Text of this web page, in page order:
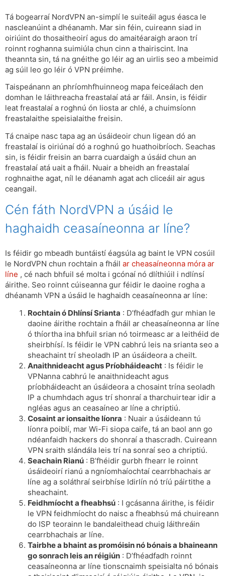
Tá bogearraí NordVPN an-simplí le suiteáil agus éasca le
nascleanúint a dhéanamh. Mar sin féin, cuireann siad in
oiriúint do thosaitheoirí agus do amaitéaraigh araon trí
roinnt roghanna suimiúla chun cinn a thairiscint. Ina
theannta sin, tá na gnéithe go léir ag an uirlis seo a mbeimid
ag súil leo go léir ó VPN préimhe.
Taispeánann an phríomhfhuinneog mapa feiceálach den
domhan le láithreacha freastalaí atá ar fáil. Ansin, is féidir
leat freastalaí a roghnú ón liosta ar chlé, a chuimsíonn
freastalaithe speisialaithe freisin.
Tá cnaipe nasc tapa ag an úsáideoir chun ligean dó an
freastalaí is oiriúnaí dó a roghnú go huathoibríoch. Seachas
sin, is féidir freisin an barra cuardaigh a úsáid chun an
freastalaí atá uait a fháil. Nuair a bheidh an freastalaí
roghnaithe agat, níl le déanamh agat ach cliceáil air agus
ceangail.
Cén fáth NordVPN a úsáid le
haghaidh ceasaíneonna ar líne?
Is féidir go mbeadh buntáistí éagsúla ag baint le VPN cosúil
le NordVPN chun rochtain a fháil ar cheasaíneonna móra ar
líne , cé nach bhfuil sé molta i gcónaí nó dlíthiúil i ndlínsí
áirithe. Seo roinnt cúiseanna gur féidir le daoine rogha a
dhéanamh VPN a úsáid le haghaidh ceasaíneonna ar líne:
Rochtain ó Dhlínsí Srianta : D’fhéadfadh gur mhian le
daoine áirithe rochtain a fháil ar cheasaíneonna ar líne
ó thíortha ina bhfuil srian nó toirmeasc ar a leithéid de
sheirbhísí. Is féidir le VPN cabhrú leis na srianta seo a
sheachaint trí sheoladh IP an úsáideora a cheilt.
Anaithnideacht agus Príobháideacht : Is féidir le
VPNanna cabhrú le anaithnideacht agus
príobháideacht an úsáideora a chosaint trína seoladh
IP a chumhdach agus trí shonraí a tharchuirtear idir a
ngléas agus an ceasaíneo ar líne a chriptiú.
Cosaint ar ionsaithe líonra : Nuair a úsáideann tú
líonra poiblí, mar Wi-Fi siopa caife, tá an baol ann go
ndéanfaidh hackers do shonraí a thascradh. Cuireann
VPN sraith slándála leis trí na sonraí seo a chriptiú.
Seachain Rianú : B’fhéidir gurbh fhearr le roinnt
úsáideoirí rianú a ngníomhaíochtaí cearrbhachais ar
líne ag a soláthraí seirbhíse Idirlín nó tríú páirtithe a
sheachaint.
Feidhmíocht a fheabhsú : I gcásanna áirithe, is féidir
le VPN feidhmíocht do naisc a fheabhsú má chuireann
do ISP teorainn le bandaleithead chuig láithreáin
cearrbhachais ar líne.
Tairbhe a bhaint as promóisin nó bónais a bhaineann
go sonrach leis an réigiún : D’fhéadfadh roinnt
ceasaíneonna ar líne tionscnaimh speisialta nó bónais